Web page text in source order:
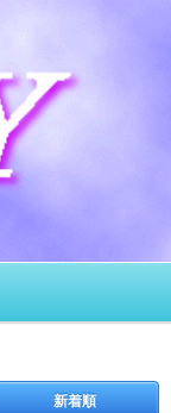
新着順